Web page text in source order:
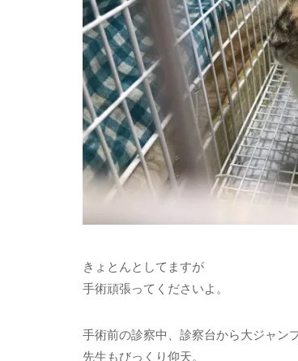
きょとんとしてますが
手術頑張ってくださいよ。
手術前の診察中、診察台から大ジャン
先生もびっくり仰天。